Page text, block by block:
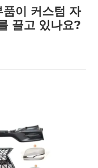
이 커스텀 자
끌고 있나요?